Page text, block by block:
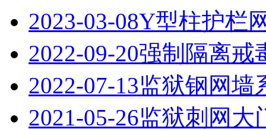
2023-03-08Y型柱护栏
2022-09-20强制隔离戒
2022-07-13监狱钢网墙
2021-05-26监狱刺网大